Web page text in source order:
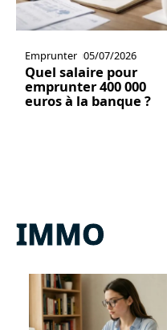
Emprunter 05/07/2026
Quel salaire pour
emprunter 400 000
euros à la banque ?
IMMO